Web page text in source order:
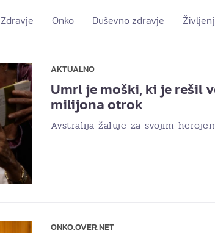
Zdravje Onko Duševno zdravje
AKTUALNO
Umrl je moški, ki je rešil
milijona otrok
Avstralija žaluje za svojim
ONKO.OVER.NET